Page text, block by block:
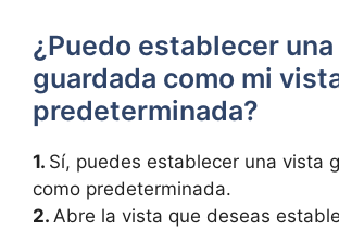
¿Puedo establecer
guardada como mi
predeterminada?
1. Sí, puedes establecer una vista
como predeterminada.
2. Abre la vista que deseas